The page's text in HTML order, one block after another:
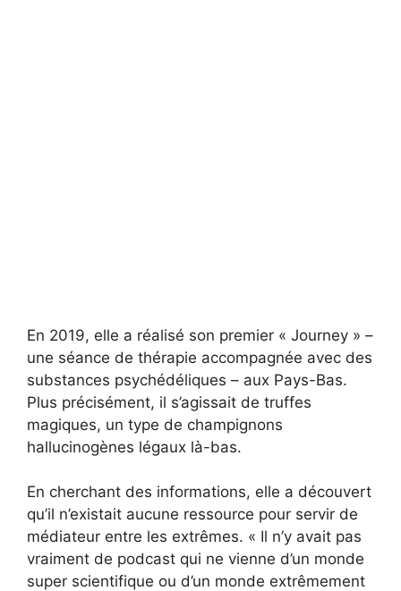
En 2019, elle a réalisé son premier « Journey » –
une séance de thérapie accompagnée avec des
substances psychédéliques – aux Pays-Bas.
Plus précisément, il s’agissait de truffes
magiques, un type de champignons
hallucinogènes légaux là-bas.
En cherchant des informations, elle a découvert
qu’il n’existait aucune ressource pour servir de
médiateur entre les extrêmes. « Il n’y avait pas
vraiment de podcast qui ne vienne d’un monde
super scientifique ou d’un monde extrêmement